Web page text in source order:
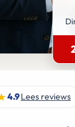
4.9Lees reviews